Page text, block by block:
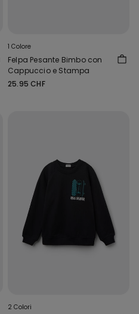
1 Colore
Felpa Pesante Bimbo con
Cappuccio e Stampa
25.95 CHF
2 Colori